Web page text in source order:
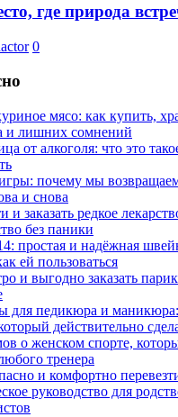
где природа
0
мясо: как купить,
и лишних сомнений
от алкоголя: что это
почему мы
и снова
и заказать редкое
без паники
простая и надёжная
ей пользоваться
и выгодно заказать
для педикюра и
действительно
о женском спорте,
тренера
и комфортно
руководство для